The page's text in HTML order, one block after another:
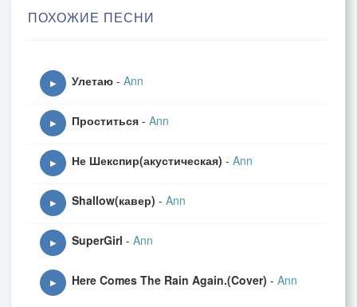
ПОХОЖИЕ ПЕСНИ
▶ Улетаю - Ann
▶ Проститься - Ann
▶ Не Шекспир(акустическая) - Ann
▶ Shallow(кавер) - Ann
▶ SuperGirl - Ann
▶ Here Comes The Rain Again.(Cover) - Ann